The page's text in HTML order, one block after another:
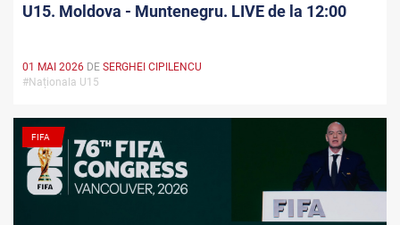
U15. Moldova - Muntenegru. LIVE de la 12:00
01 MAI 2026 DE SERGHEI CIPILENCU
#Naționala U15
FIFA